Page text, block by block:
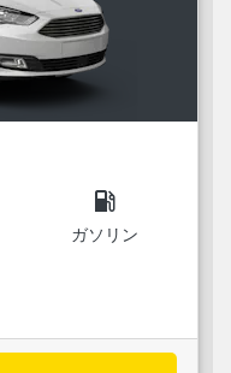
local_gas_station
ガソリン